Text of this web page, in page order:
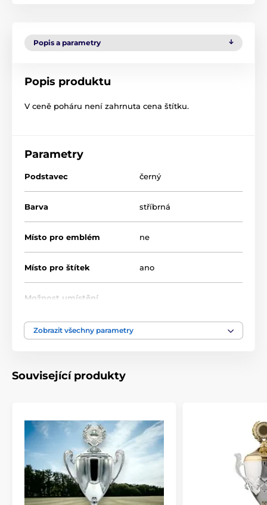
Popis a parametry
Popis produktu
V ceně poháru není zahrnuta cena štítku.
Parametry
Podstavec černý
Barva stříbrná
Místo pro emblém ne
Místo pro štítek ano
Možnost umístění
Průměr cm 12-14-16-18
Výška cm
Typ ocenění Poháry
plast
Způsob personalizace štítek
Zobrazit všechny parametry
Související produkty